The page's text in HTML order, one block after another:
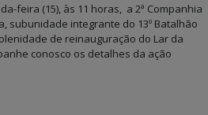
feira (15), às 11 horas, a 2ª Companhia
subunidade integrante do 13º Batalhão
de reinauguração do Lar da
conosco os detalhes da ação